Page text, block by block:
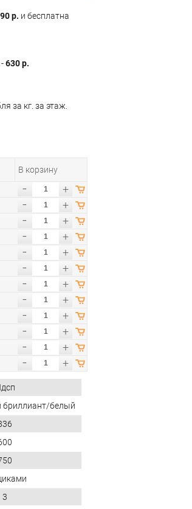
р. и бесплатна
630 р.
за кг. за этаж.
В корзину
- +
- +
- +
- +
- +
- +
- +
- +
- +
- +
- +
- +
белый
3